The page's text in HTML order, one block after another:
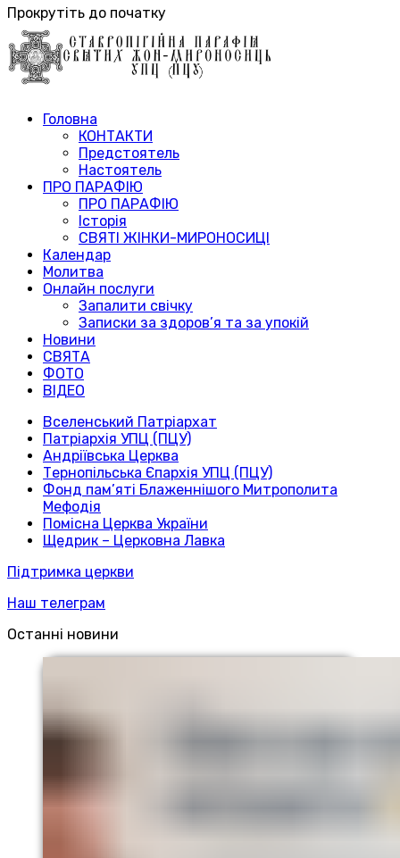
Прокрутіть до початку
Головна
КОНТАКТИ
Предстоятель
Настоятель
ПРО ПАРАФІЮ
ПРО ПАРАФІЮ
Історія
СВЯТІ ЖІНКИ-МИРОНОСИЦІ
Календар
Молитва
Онлайн послуги
Запалити свічку
Записки за здоров’я та за упокій
Новини
СВЯТА
ФОТО
ВІДЕО
Вселенський Патріархат
Патріархія УПЦ (ПЦУ)
Андріївська Церква
Тернопільська Єпархія УПЦ (ПЦУ)
Фонд пам’яті Блаженнішого Митрополита
Мефодія
Помісна Церква України
Щедрик – Церковна Лавка
Підтримка церкви
Наш телеграм
Останні новини